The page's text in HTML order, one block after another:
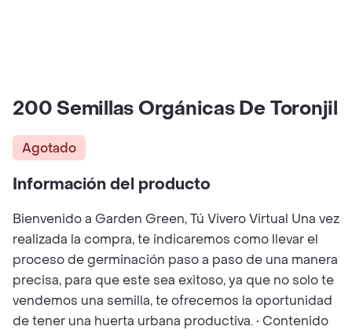
200 Semillas Orgánicas De Toronjil
Agotado
Información del producto
Bienvenido a Garden Green, Tú Vivero Virtual Una vez
realizada la compra, te indicaremos como llevar el
proceso de germinación paso a paso de una manera
precisa, para que este sea exitoso, ya que no solo te
vendemos una semilla, te ofrecemos la oportunidad
de tener una huerta urbana productiva. • Contenido